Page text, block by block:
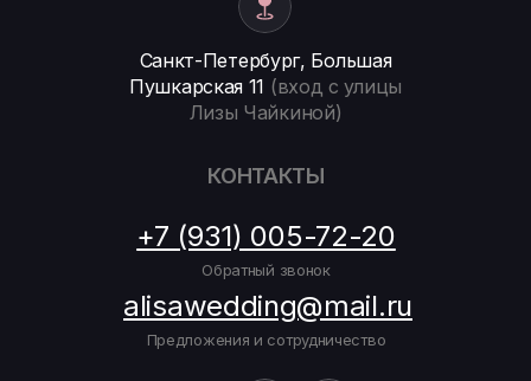
КОНТАКТЫ
+7 (931) 005-72-20
Предложения и сотрудничество
Обратный звонок
alisawedding@mail.ru
Санкт-Петербург, Большая
Пушкарская 11 (вход с улицы
Лизы Чайкиной)